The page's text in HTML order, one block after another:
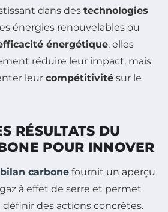
dans des technologies
énergies renouvelables ou
énergétique, elles
réduire leur impact, mais
leur compétitivité sur le
RÉSULTATS DU
POUR INNOVER
bilan carbone fournit un aperçu
à effet de serre et permet
des actions concrètes.